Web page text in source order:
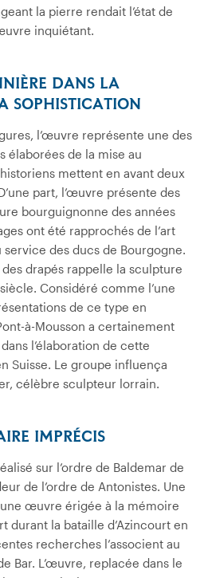
la pierre rendait l’état de
inquiétant.
DANS LA
SOPHISTICATION
l’œuvre représente une des
élaborées de la mise au
mettent en avant deux
part, l’œuvre présente des
bourguignonne des années
ont été rapprochés de l’art
service des ducs de Bourgogne.
des drapés rappelle la sculpture
Considéré comme l’une
de ce type en
à-Mousson a certainement
l’élaboration de cette
Suisse. Le groupe influença
célèbre sculpteur lorrain.
IMPRÉCIS
sur l’ordre de Baldemar de
de l’ordre de Antonistes. Une
œuvre érigée à la mémoire
durant la bataille d’Azincourt en
recherches l’associent au
Bar. L’œuvre, replacée dans le